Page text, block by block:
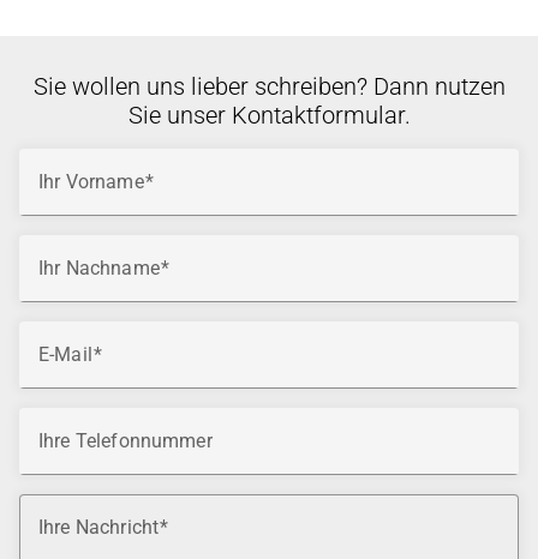
Sie wollen uns lieber schreiben? Dann nutzen
Sie unser Kontaktformular.
Ihr Vorname
Ihr Nachname
E-Mail
Ihre Telefonnummer
Ihre Nachricht